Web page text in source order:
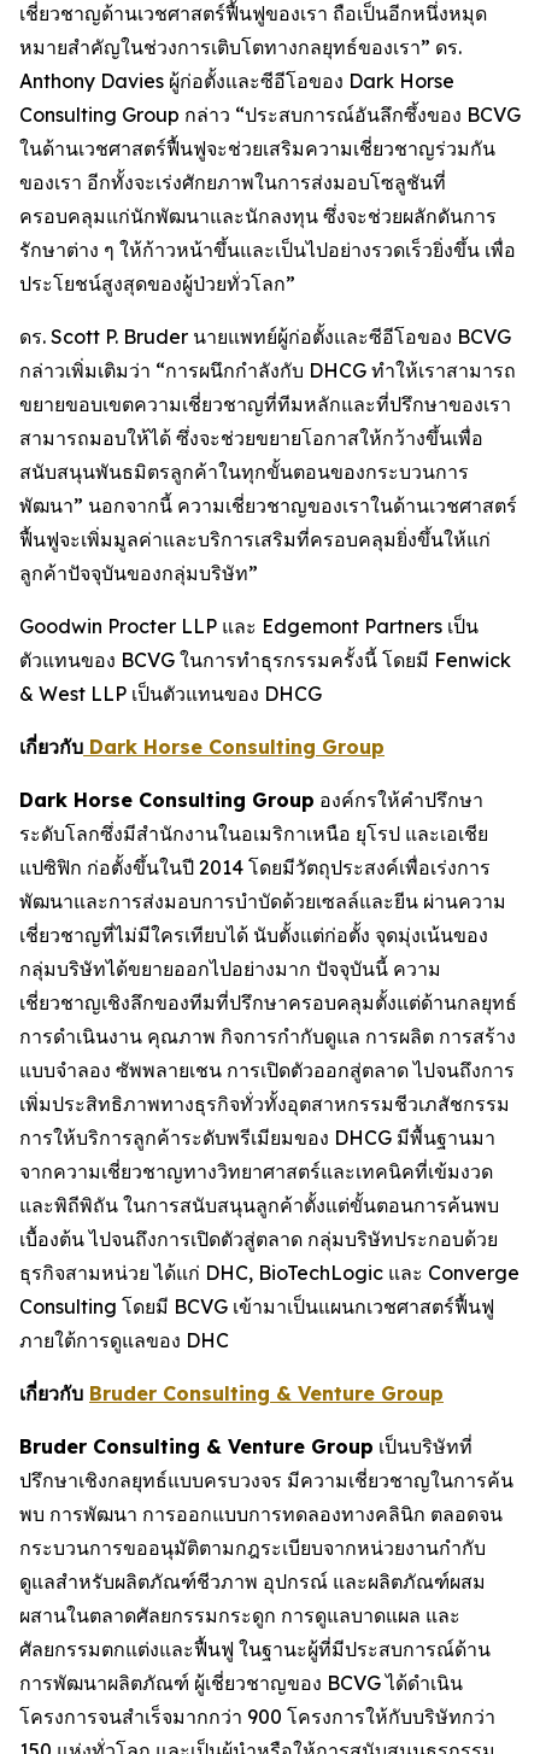
เชี่ยวชาญด้านเวชศาสตร์ฟื้นฟูของเรา ถือเป็นอีกหนึ่งหมุด
หมายสำคัญในช่วงการเติบโตทางกลยุทธ์ของเรา” ดร.
Anthony Davies ผู้ก่อตั้งและซีอีโอของ Dark Horse
Consulting Group กล่าว “ประสบการณ์อันลึกซึ้งของ BCVG
ในด้านเวชศาสตร์ฟื้นฟูจะช่วยเสริมความเชี่ยวชาญร่วมกัน
ของเรา อีกทั้งจะเร่งศักยภาพในการส่งมอบโซลูชันที่
ครอบคลุมแก่นักพัฒนาและนักลงทุน ซึ่งจะช่วยผลักดันการ
รักษาต่าง ๆ ให้ก้าวหน้าขึ้นและเป็นไปอย่างรวดเร็วยิ่งขึ้น เพื่อ
ประโยชน์สูงสุดของผู้ป่วยทั่วโลก”
ดร. Scott P. Bruder นายแพทย์ผู้ก่อตั้งและซีอีโอของ BCVG
กล่าวเพิ่มเติมว่า “การผนึกกำลังกับ DHCG ทำให้เราสามารถ
ขยายขอบเขตความเชี่ยวชาญที่ทีมหลักและที่ปรึกษาของเรา
สามารถมอบให้ได้ ซึ่งจะช่วยขยายโอกาสให้กว้างขึ้นเพื่อ
สนับสนุนพันธมิตรลูกค้าในทุกขั้นตอนของกระบวนการ
พัฒนา” นอกจากนี้ ความเชี่ยวชาญของเราในด้านเวชศาสตร์
ฟื้นฟูจะเพิ่มมูลค่าและบริการเสริมที่ครอบคลุมยิ่งขึ้นให้แก่
ลูกค้าปัจจุบันของกลุ่มบริษัท”
Goodwin Procter LLP และ Edgemont Partners เป็น
ตัวแทนของ BCVG ในการทำธุรกรรมครั้งนี้ โดยมี Fenwick
& West LLP เป็นตัวแทนของ DHCG
เกี่ยวกับ Dark Horse Consulting Group
Dark Horse Consulting Group องค์กรให้คำปรึกษา
ระดับโลกซึ่งมีสำนักงานในอเมริกาเหนือ ยุโรป และเอเชีย
แปซิฟิก ก่อตั้งขึ้นในปี 2014 โดยมีวัตถุประสงค์เพื่อเร่งการ
พัฒนาและการส่งมอบการบำบัดด้วยเซลล์และยีน ผ่านความ
เชี่ยวชาญที่ไม่มีใครเทียบได้ นับตั้งแต่ก่อตั้ง จุดมุ่งเน้นของ
กลุ่มบริษัทได้ขยายออกไปอย่างมาก ปัจจุบันนี้ ความ
เชี่ยวชาญเชิงลึกของทีมที่ปรึกษาครอบคลุมตั้งแต่ด้านกลยุทธ์
การดำเนินงาน คุณภาพ กิจการกำกับดูแล การผลิต การสร้าง
แบบจำลอง ซัพพลายเชน การเปิดตัวออกสู่ตลาด ไปจนถึงการ
เพิ่มประสิทธิภาพทางธุรกิจทั่วทั้งอุตสาหกรรมชีวเภสัชกรรม
การให้บริการลูกค้าระดับพรีเมียมของ DHCG มีพื้นฐานมา
จากความเชี่ยวชาญทางวิทยาศาสตร์และเทคนิคที่เข้มงวด
และพิถีพิถัน ในการสนับสนุนลูกค้าตั้งแต่ขั้นตอนการค้นพบ
เบื้องต้น ไปจนถึงการเปิดตัวสู่ตลาด กลุ่มบริษัทประกอบด้วย
ธุรกิจสามหน่วย ได้แก่ DHC, BioTechLogic และ Converge
Consulting โดยมี BCVG เข้ามาเป็นแผนกเวชศาสตร์ฟื้นฟู
ภายใต้การดูแลของ DHC
เกี่ยวกับ Bruder Consulting & Venture Group
Bruder Consulting & Venture Group เป็นบริษัทที่
ปรึกษาเชิงกลยุทธ์แบบครบวงจร มีความเชี่ยวชาญในการค้น
พบ การพัฒนา การออกแบบการทดลองทางคลินิก ตลอดจน
กระบวนการขออนุมัติตามกฎระเบียบจากหน่วยงานกำกับ
ดูแลสำหรับผลิตภัณฑ์ชีวภาพ อุปกรณ์ และผลิตภัณฑ์ผสม
ผสานในตลาดศัลยกรรมกระดูก การดูแลบาดแผล และ
ศัลยกรรมตกแต่งและฟื้นฟู ในฐานะผู้ที่มีประสบการณ์ด้าน
การพัฒนาผลิตภัณฑ์ ผู้เชี่ยวชาญของ BCVG ได้ดำเนิน
โครงการจนสำเร็จมากกว่า 900 โครงการให้กับบริษัทกว่า